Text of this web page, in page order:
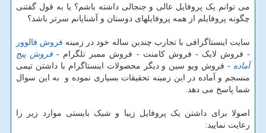
می توانم یک پروفایل عالی و جنجالی داشته باشم؟ یا به قول گفتنی
چگونه پروفایلم از همه پروفایلهای دوستان و آشنایانم سرتر باشد؟
سایت اینستاگرافی با تجارب چندین ساله خود در زمینه فروش فالوور
- فروش لایک - فروش کامنت - فروش ممبر تلگرام -فروش پیج
آماده - فروش ویو سین و دیگر محصولات اینستاگرام با داشتن تیمی
منسجم و آماده در این زمینه تحقیقات بسیاری نموده و به این سوال
شما پاسخ می دهد.
اصولا برای داشتن یک پروفایل زیبا و شیک بایستی موارد زیر را
رعایت نمایید: